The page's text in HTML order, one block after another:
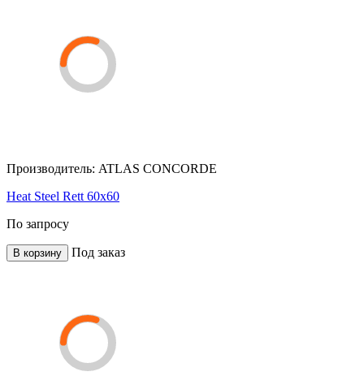
Производитель: ATLAS CONCORDE
Heat Steel Rett 60x60
По запросу
В корзину Под заказ